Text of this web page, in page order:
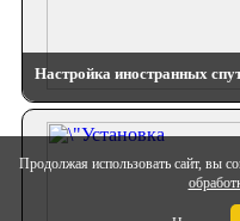
Продолжая использовать сайт, вы
Настройка иностранных